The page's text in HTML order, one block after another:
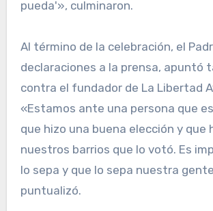
pueda'», culminaron.
Al término de la celebración, el
declaraciones a la prensa, apuntó
contra el fundador de La Libertad
«Estamos ante una persona que
que hizo una buena elección y que
nuestros barrios que lo votó. Es
lo sepa y que lo sepa nuestra
puntualizó.